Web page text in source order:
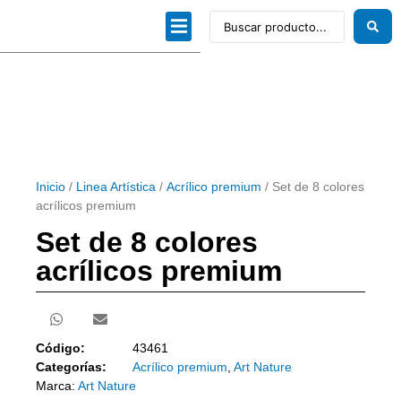
Inicio / Linea Artística / Acrílico premium / Set de 8 colores
acrílicos premium
Set de 8 colores
acrílicos premium
Código:
43461
Categorías:
Acrílico premium Art Nature
Marca: Art Nature